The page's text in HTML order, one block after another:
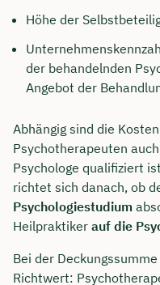
Höhe der
der behandelnden
Angebot der
Abhängig sind die
Psychotherapeuten
Psychologe qualifiziert
richtet sich danach, ob
Psychologiestudium
Heilpraktiker auf die
Bei der
Richtwert: